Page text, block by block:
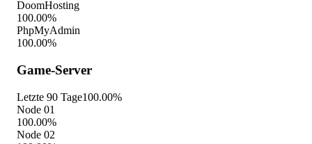
DoomHosting
100.00%
PhpMyAdmin
100.00%
Game-Server
Letzte 90 Tage100.00%
Node 01
100.00%
Node 02